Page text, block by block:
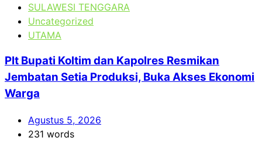
SULAWESI TENGGARA
Uncategorized
UTAMA
Plt Bupati Koltim dan Kapolres Resmikan
Jembatan Setia Produksi, Buka Akses Ekonomi
Warga
Agustus 5, 2026
231 words